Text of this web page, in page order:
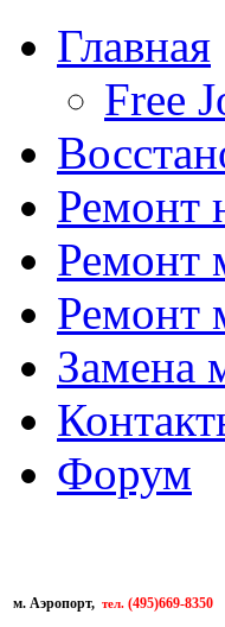
Главная
Free
Ремонт
Ремонт
Ремонт
Замена
Форум
м. Аэропорт, тел. (495)669-8350